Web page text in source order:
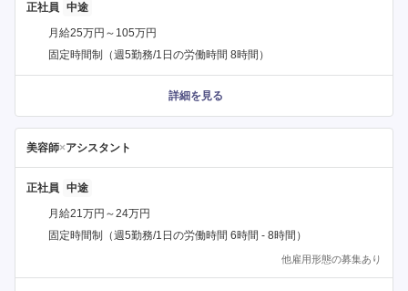
正社員
月給25万円～105万円
固定時間制（週5勤務/1日の労働時間 8時間）
詳細を見る
美容師×アシスタント
正社員
月給21万円～24万円
固定時間制（週5勤務/1日の労働時間 6時間 - 8時間）
他雇用形態の募集あり